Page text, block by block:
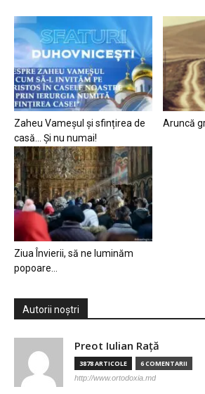
Zaheu Vameșul și sfințirea de
casă… Și nu numai!
Aruncă
Ziua Învierii, să ne luminăm
popoare…
Autorii noștri
Preot Iulian Raţă
3878 ARTICOLE 6 COMENTARII
http://www.ortodoxia.md